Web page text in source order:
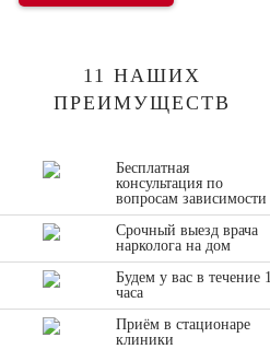
11 НАШИХ
ПРЕИМУЩЕСТВ
Бесплатная
консультация по
вопросам зависимости
Срочный выезд врача
нарколога на дом
Будем у вас в течение 1
часа
Приём в стационаре
клиники